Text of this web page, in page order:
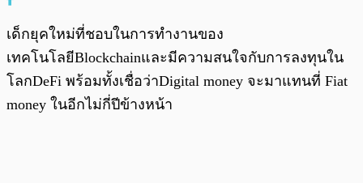
เด็กยุคใหม่ที่ชอบในการทำงานของ
เทคโนโลยีBlockchainและมีความสนใจกับการลงทุนใน
โลกDeFi พร้อมทั้งเชื่อว่าDigital money จะมาแทนที่ Fiat
money ในอีกไม่กี่ปีข้างหน้า